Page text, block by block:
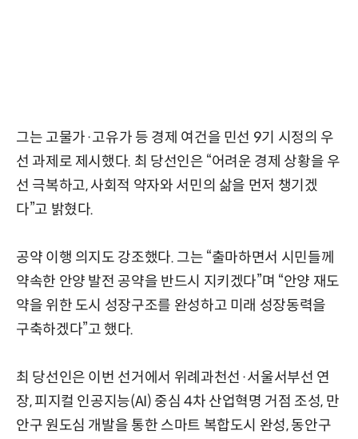
그는 고물가·고유가 등 경제 여건을 민선 9기 시정의 우
선 과제로 제시했다. 최 당선인은 “어려운 경제 상황을 우
선 극복하고, 사회적 약자와 서민의 삶을 먼저 챙기겠
다”고 밝혔다.
공약 이행 의지도 강조했다. 그는 “출마하면서 시민들께
약속한 안양 발전 공약을 반드시 지키겠다”며 “안양 재도
약을 위한 도시 성장구조를 완성하고 미래 성장동력을
구축하겠다”고 했다.
최 당선인은 이번 선거에서 위례과천선·서울서부선 연
장, 피지컬 인공지능(AI) 중심 4차 산업혁명 거점 조성, 만
안구 원도심 개발을 통한 스마트 복합도시 완성, 동안구